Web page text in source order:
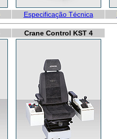
Especificação Técnica
Crane Control KST 4